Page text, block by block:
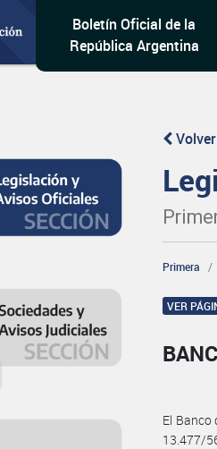
Boletín Oficial de la
República Argentina
Volver
Primera
VER
El Banco
13.477/